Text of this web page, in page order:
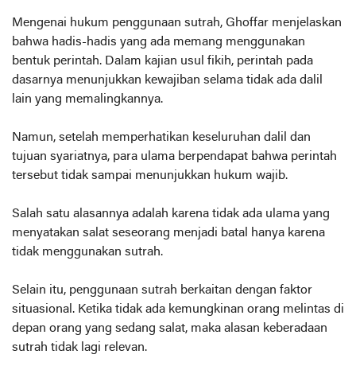
Mengenai hukum penggunaan sutrah, Ghoffar menjelaskan
bahwa hadis-hadis yang ada memang menggunakan
bentuk perintah. Dalam kajian usul fikih, perintah pada
dasarnya menunjukkan kewajiban selama tidak ada dalil
lain yang memalingkannya.
Namun, setelah memperhatikan keseluruhan dalil dan
tujuan syariatnya, para ulama berpendapat bahwa perintah
tersebut tidak sampai menunjukkan hukum wajib.
Salah satu alasannya adalah karena tidak ada ulama yang
menyatakan salat seseorang menjadi batal hanya karena
tidak menggunakan sutrah.
Selain itu, penggunaan sutrah berkaitan dengan faktor
situasional. Ketika tidak ada kemungkinan orang melintas di
depan orang yang sedang salat, maka alasan keberadaan
sutrah tidak lagi relevan.